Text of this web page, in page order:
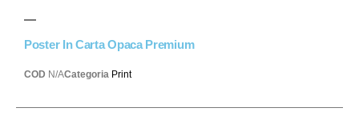
Poster In Carta Opaca Premium
COD N/ACategoria Print